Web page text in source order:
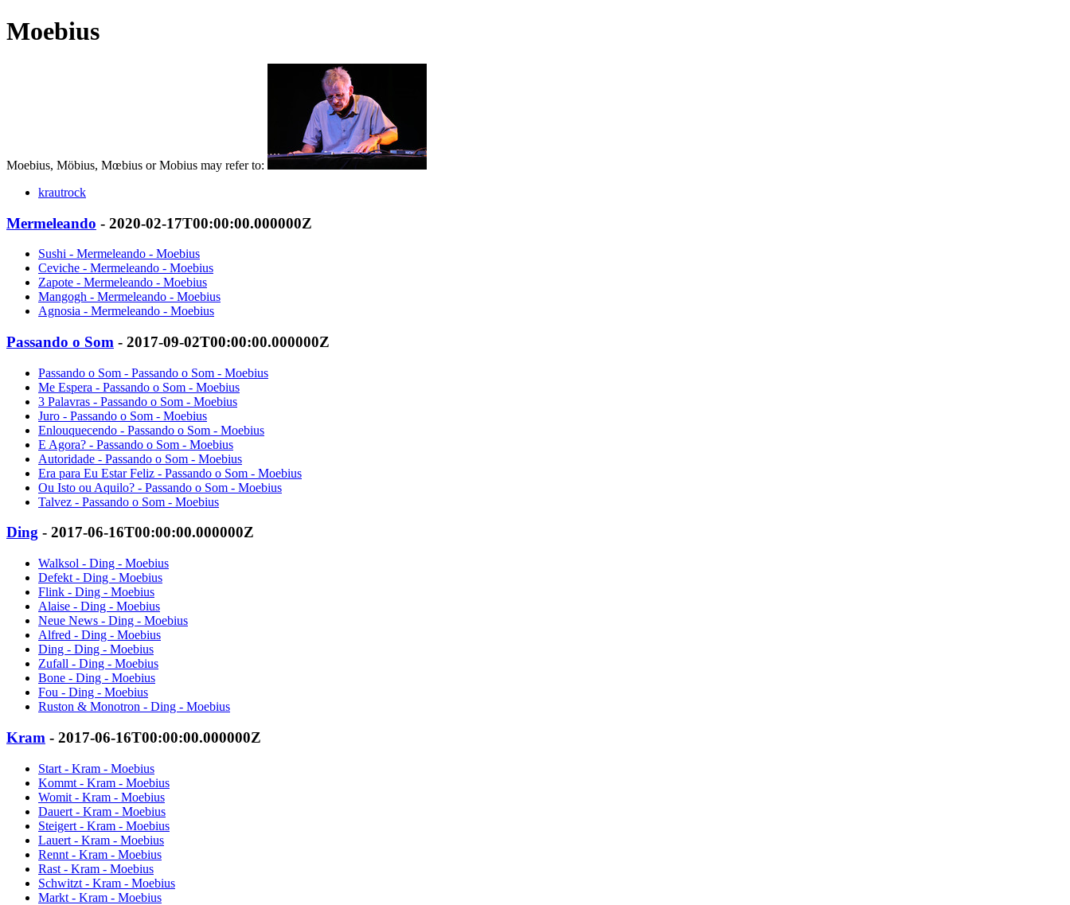
Moebius
Moebius, Möbius, Mœbius or Mobius may refer to:
krautrock
Mermeleando - 2020-02-17T00:00:00.000000Z
Sushi - Mermeleando - Moebius
Ceviche - Mermeleando - Moebius
Zapote - Mermeleando - Moebius
Mangogh - Mermeleando - Moebius
Agnosia - Mermeleando - Moebius
Passando o Som - 2017-09-02T00:00:00.000000Z
Passando o Som - Passando o Som - Moebius
Me Espera - Passando o Som - Moebius
3 Palavras - Passando o Som - Moebius
Juro - Passando o Som - Moebius
Enlouquecendo - Passando o Som - Moebius
E Agora? - Passando o Som - Moebius
Autoridade - Passando o Som - Moebius
Era para Eu Estar Feliz - Passando o Som - Moebius
Ou Isto ou Aquilo? - Passando o Som - Moebius
Talvez - Passando o Som - Moebius
Ding - 2017-06-16T00:00:00.000000Z
Walksol - Ding - Moebius
Defekt - Ding - Moebius
Flink - Ding - Moebius
Alaise - Ding - Moebius
Neue News - Ding - Moebius
Alfred - Ding - Moebius
Ding - Ding - Moebius
Zufall - Ding - Moebius
Bone - Ding - Moebius
Fou - Ding - Moebius
Ruston & Monotron - Ding - Moebius
Kram - 2017-06-16T00:00:00.000000Z
Start - Kram - Moebius
Kommt - Kram - Moebius
Womit - Kram - Moebius
Dauert - Kram - Moebius
Steigert - Kram - Moebius
Lauert - Kram - Moebius
Rennt - Kram - Moebius
Rast - Kram - Moebius
Schwitzt - Kram - Moebius
Markt - Kram - Moebius